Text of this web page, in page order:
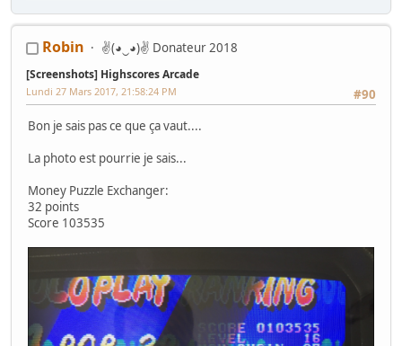
© Divus Production
Robin ✌(◕‿◕)✌ Donateur 2018
[Screenshots] Highscores Arcade
#90
Lundi 27 Mars 2017, 21:58:24 PM
Bon je sais pas ce que ça vaut....
La photo est pourrie je sais...
Money Puzzle Exchanger:
32 points
Score 103535